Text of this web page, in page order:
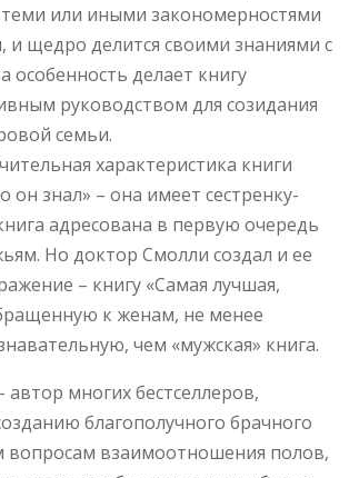
или иными закономерностями
и щедро делится своими знаниями с
особенность делает книгу
руководством для созидания
семьи.
характеристика книги
он знал» – она имеет сестренку-
адресована в первую очередь
Но доктор Смолли создал и ее
– книгу «Самая лучшая,
к женам, не менее
чем «мужская» книга.
автор многих бестселлеров,
благополучного брачного
вопросам взаимоотношения полов,